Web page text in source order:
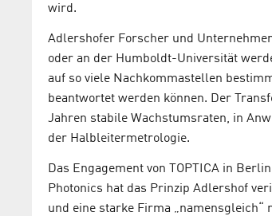
wird.
Adlershofer Forscher und
oder an der Humboldt-Universität
auf so viele Nachkommastellen
beantwortet werden können. Der
Jahren stabile Wachstumsraten, in
der Halbleitermetrologie.
Das Engagement von TOPTICA in
Photonics hat das Prinzip Adlershof
und eine starke Firma